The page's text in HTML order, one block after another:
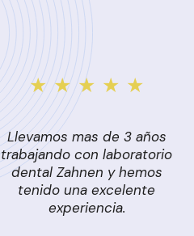
★ ★ ★ ★ ★
Llevamos mas de 3 años
trabajando con laboratorio
dental Zahnen y hemos
tenido una excelente
experiencia.